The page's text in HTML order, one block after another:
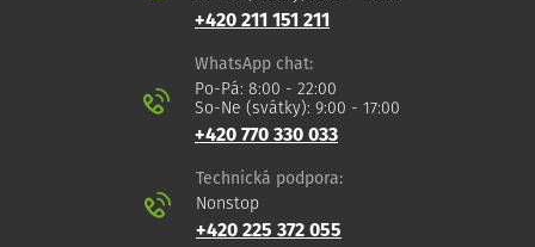
+420 211 151 211
WhatsApp chat:
Po-Pá: 8:00 - 22:00
So-Ne (svátky): 9:00 - 17:00
+420 770 330 033
Technická podpora:
Nonstop
+420 225 372 055